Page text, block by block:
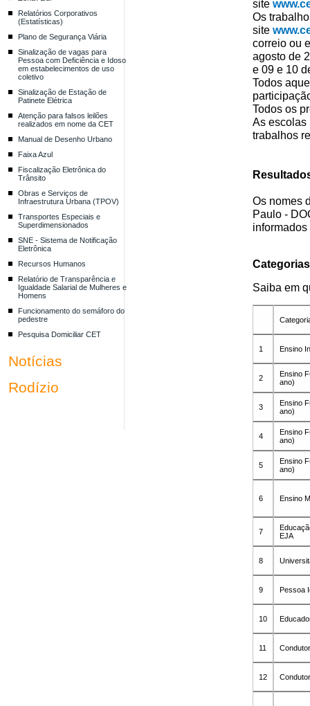
Relatórios Corporativos
(Estatísticas)
Plano de Segurança Viária
Sinalização de vagas para
Pessoa com Deficiência e Idoso
em estabelecimentos de uso
coletivo
Sinalização de Estação de
Patinete Elétrica
Atenção para falsos leilões
realizados em nome da CET
Manual de Desenho Urbano
Faixa Azul
Fiscalização Eletrônica do
Trânsito
Obras e Serviços de
Infraestrutura Urbana (TPOV)
Transportes Especiais e
Superdimensionados
SNE - Sistema de Notificação
Eletrônica
Recursos Humanos
Relatório de Transparência e
Igualdade Salarial de Mulheres e
Homens
Funcionamento do semáforo do
pedestre
Pesquisa Domiciliar CET
Notícias
Rodízio
site
Os
site
correio ou
agostode
e 09e 10
Todos
Todos os
As escolas
trabalhos
Osnomes
Paulo -
Categorias
Saiba em
1 Ensino
2
Ensino
ano)
3
Ensino
ano)
4
Ensino
ano)
5
Ensino
ano)
6 Ensino
7
EJA
8
9 Pessoa
10
11
12 Condutor